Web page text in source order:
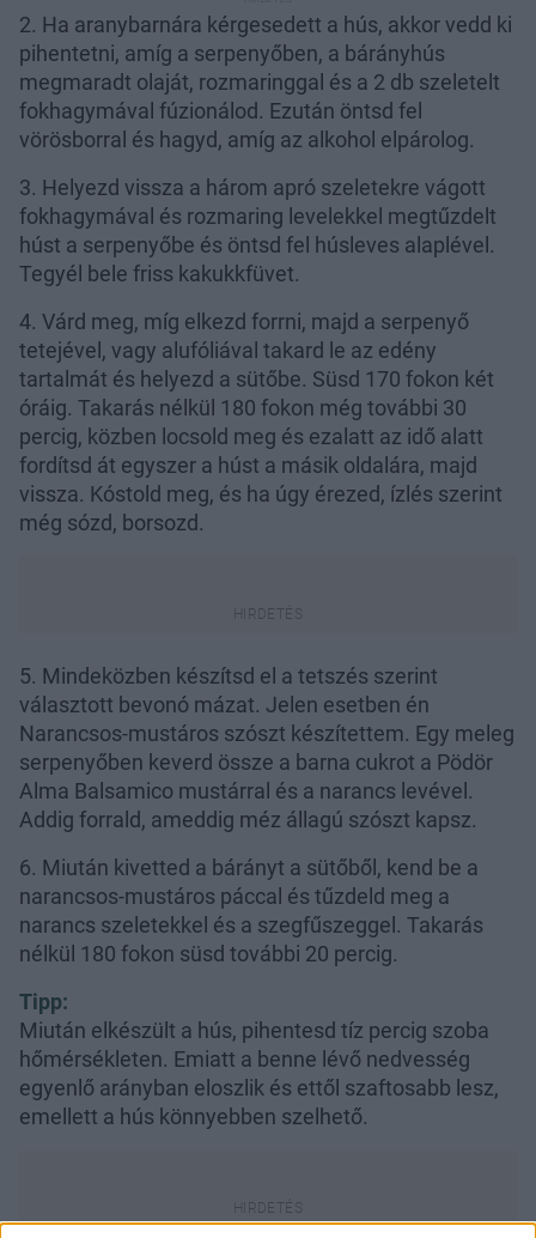
2. Ha aranybarnára kérgesedett a hús, akkor vedd ki
pihentetni, amíg a serpenyőben, a bárányhús
megmaradt olaját, rozmaringgal és a 2 db szeletelt
fokhagymával fúzionálod. Ezután öntsd fel
vörösborral és hagyd, amíg az alkohol elpárolog.
3. Helyezd vissza a három apró szeletekre vágott
fokhagymával és rozmaring levelekkel megtűzdelt
húst a serpenyőbe és öntsd fel húsleves alaplével.
Tegyél bele friss kakukkfüvet.
4. Várd meg, míg elkezd forrni, majd a serpenyő
tetejével, vagy alufóliával takard le az edény
tartalmát és helyezd a sütőbe. Süsd 170 fokon két
óráig. Takarás nélkül 180 fokon még további 30
percig, közben locsold meg és ezalatt az idő alatt
fordítsd át egyszer a húst a másik oldalára, majd
vissza. Kóstold meg, és ha úgy érezed, ízlés szerint
még sózd, borsozd.
5. Mindeközben készítsd el a tetszés szerint
választott bevonó mázat. Jelen esetben én
Narancsos-mustáros szószt készítettem. Egy meleg
serpenyőben keverd össze a barna cukrot a Pödör
Alma Balsamico mustárral és a narancs levével.
Addig forrald, ameddig méz állagú szószt kapsz.
6. Miután kivetted a bárányt a sütőből, kend be a
narancsos-mustáros páccal és tűzdeld meg a
narancs szeletekkel és a szegfűszeggel. Takarás
nélkül 180 fokon süsd további 20 percig.
Tipp:
Miután elkészült a hús, pihentesd tíz percig szoba
hőmérsékleten. Emiatt a benne lévő nedvesség
egyenlő arányban eloszlik és ettől szaftosabb lesz,
emellett a hús könnyebben szelhető.